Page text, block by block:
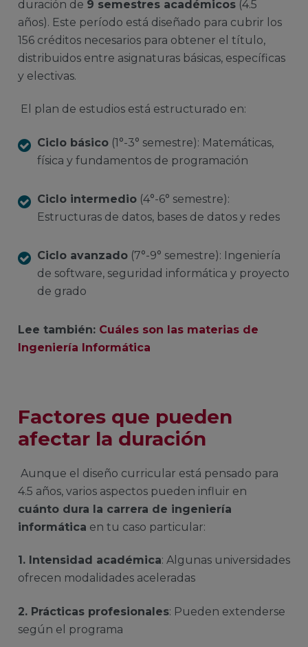
duración de 9 semestres académicos (4.5
años). Este período está diseñado para cubrir los
156 créditos necesarios para obtener el título,
distribuidos entre asignaturas básicas, específicas
y electivas.
El plan de estudios está estructurado en:
Ciclo básico (1°-3° semestre): Matemáticas,
física y fundamentos de programación
Ciclo intermedio (4°-6° semestre):
Estructuras de datos, bases de datos y redes
Ciclo avanzado (7°-9° semestre): Ingeniería
de software, seguridad informática y proyecto
de grado
Lee también: Cuáles son las materias de
Ingeniería Informática
Factores que pueden
afectar la duración
Aunque el diseño curricular está pensado para
4.5 años, varios aspectos pueden influir en
cuánto dura la carrera de ingeniería
informática en tu caso particular:
1. Intensidad académica: Algunas universidades
ofrecen modalidades aceleradas
2. Prácticas profesionales: Pueden extenderse
según el programa